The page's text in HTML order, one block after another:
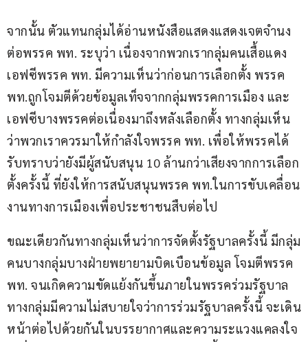
จากนั้น ตัวแทนกลุ่มได้อ่านหนังสือแสดงแสดงเจตจำนง
ต่อพรรค พท. ระบุว่า เนื่องจากพวกเรากลุ่มคนเสื้อแดง
เอฟซีพรรค พท. มีความเห็นว่าก่อนการเลือกตั้ง พรรค
พท.ถูกโจมตีด้วยข้อมูลเท็จจากกลุ่มพรรคการเมือง และ
เอฟซีบางพรรคต่อเนื่องมาถึงหลังเลือกตั้ง ทางกลุ่มเห็น
ว่าพวกเราควรมาให้กำลังใจพรรค พท. เพื่อให้พรรคได้
รับทราบว่ายังมีผู้สนับสนุน 10 ล้านกว่าเสียงจากการเลือก
ตั้งครั้งนี้ ที่ยังให้การสนับสนุนพรรค พท.ในการขับเคลื่อน
งานทางการเมืองเพื่อประชาชนสืบต่อไป
ขณะเดียวกันทางกลุ่มเห็นว่าการจัดตั้งรัฐบาลครั้งนี้ มีกลุ่ม
คนบางกลุ่มบางฝ่ายพยายามบิดเบือนข้อมูล โจมตีพรรค
พท. จนเกิดความขัดแย้งกันขึ้นภายในพรรคร่วมรัฐบาล
ทางกลุ่มมีความไม่สบายใจว่าการร่วมรัฐบาลครั้งนี้ จะเดิน
หน้าต่อไปด้วยกันในบรรยากาศและความระแวงแคลงใจ